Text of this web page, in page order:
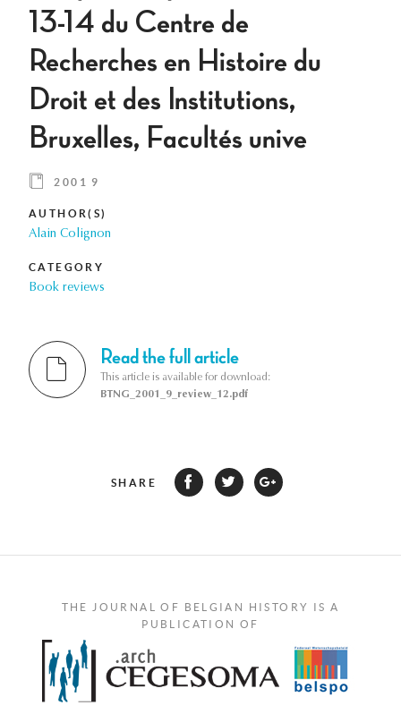
13-14 du Centre de
Recherches en Histoire du
Droit et des Institutions,
Bruxelles, Facultés unive
2001 9
AUTHOR(S)
Alain Colignon
CATEGORY
Book reviews
Read the full article
This article is available for download:
BTNG_2001_9_review_12.pdf
SHARE
THE JOURNAL OF BELGIAN HISTORY IS A
PUBLICATION OF